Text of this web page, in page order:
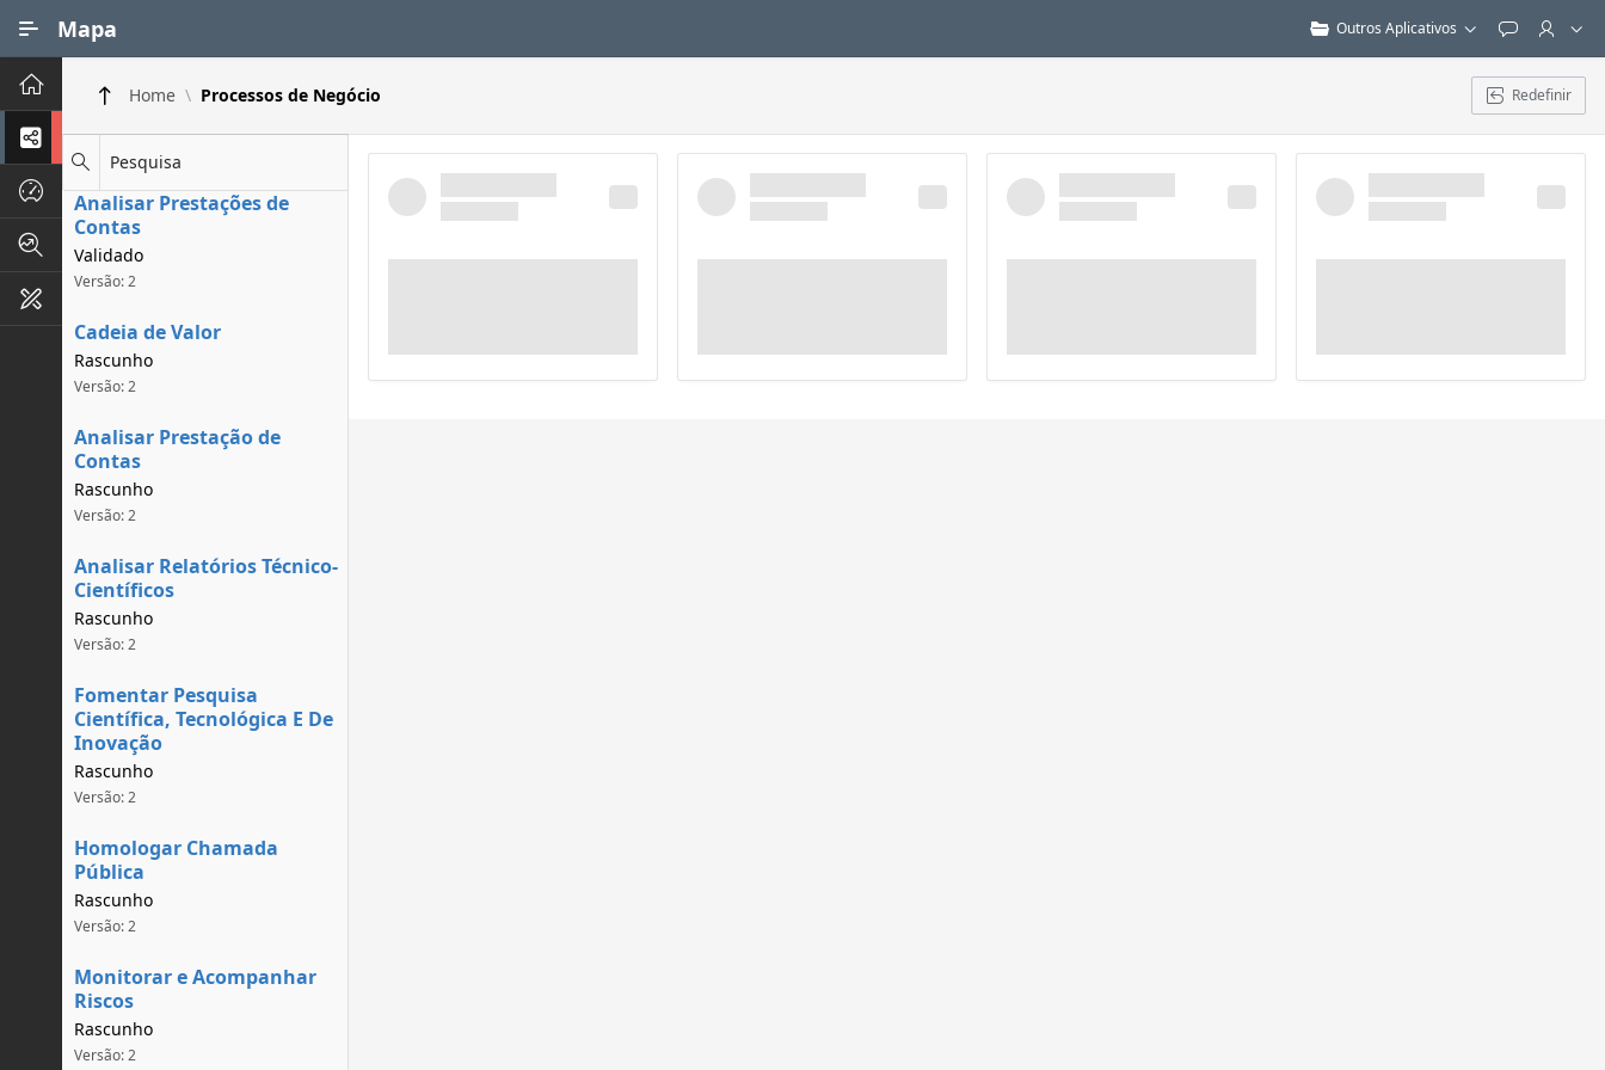
Mapa Outros Aplicativos Feedback
Processos de Negócios
Dados INPI
Home Processos de Negócio Redefinir
Pesquisa
Analisar Prestações de
Contas
Validado
Versão: 2
Cadeia de Valor
Rascunho
Versão: 2
Analisar Prestação de
Contas
Rascunho
Versão: 2
Analisar Relatórios Técnico-
Científicos
Rascunho
Versão: 2
Fomentar Pesquisa
Científica, Tecnológica E De
Inovação
Rascunho
Versão: 2
Homologar Chamada
Pública
Rascunho
Versão: 2
Monitorar e Acompanhar
Riscos
Rascunho
Versão: 2